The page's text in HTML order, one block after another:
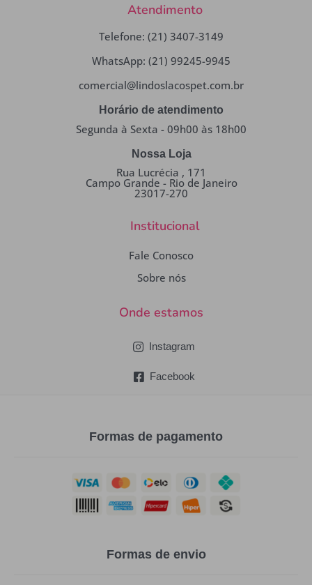
Atendimento
Telefone: (21) 3407-3149
WhatsApp: (21) 99245-9945
comercial@lindoslacospet.com.br
Horário de atendimento
Segunda à Sexta - 09h00 às 18h00
Nossa Loja
Rua Lucrécia , 171
Campo Grande - Rio de Janeiro
23017-270
Institucional
Fale Conosco
Sobre nós
Onde estamos
Instagram
Facebook
Formas de pagamento
Formas de envio